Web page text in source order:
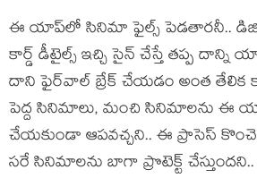
ఈ యాప్‌లో సినిమా ఫైల్స్ పెడతారనీ.. డిజి
కార్డ్ డీటైల్స్ ఇచ్చి సైన్ చేస్తే తప్ప
దాని ఫైర్‌వాల్ బ్రేక్ చేయడం అంత తేలిక
పెద్ద సినిమాలు, మంచి సినిమాలను ఈ
చేయకుండా ఆపవచ్చని.. ఈ ప్రాసెస్
సరే సినిమాలను బాగా ప్రొటెక్ట్ చేస్తుందని..